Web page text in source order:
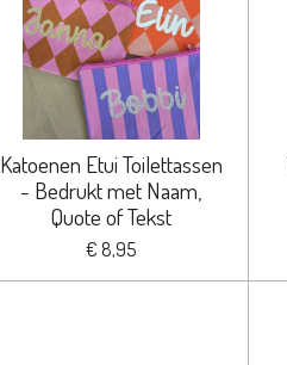
Katoenen Etui Toilettassen
- Bedrukt met Naam,
Quote of Tekst
€ 8,95